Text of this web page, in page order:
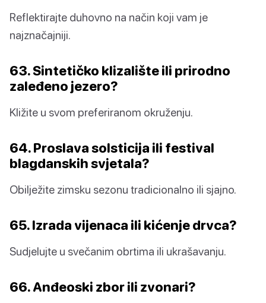
Reflektirajte duhovno na način koji vam je
najznačajniji.
63. Sintetičko klizalište ili prirodno
zaleđeno jezero?
Kližite u svom preferiranom okruženju.
64. Proslava solsticija ili festival
blagdanskih svjetala?
Obilježite zimsku sezonu tradicionalno ili sjajno.
65. Izrada vijenaca ili kićenje drvca?
Sudjelujte u svečanim obrtima ili ukrašavanju.
66. Anđeoski zbor ili zvonari?